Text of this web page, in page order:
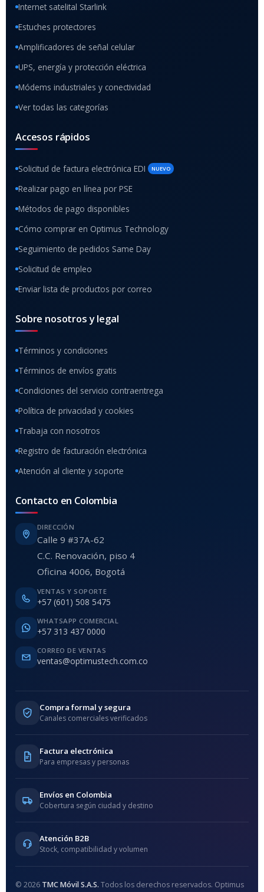
Internet satelital Starlink
Estuches protectores
Amplificadores de señal celular
UPS, energía y protección eléctrica
Módems industriales y conectividad
Ver todas las categorías
Accesos rápidos
Solicitud de factura electrónica EDI NUEVO
Realizar pago en línea por PSE
Métodos de pago disponibles
Cómo comprar en Optimus Technology
Seguimiento de pedidos Same Day
Solicitud de empleo
Enviar lista de productos por correo
Sobre nosotros y legal
Términos y condiciones
Términos de envíos gratis
Condiciones del servicio contraentrega
Política de privacidad y cookies
Trabaja con nosotros
Registro de facturación electrónica
Atención al cliente y soporte
Contacto en Colombia
DIRECCIÓN
Calle 9 #37A-62
C.C. Renovación, piso 4
Oficina 4006, Bogotá
VENTAS Y SOPORTE
+57 (601) 508 5475
WHATSAPP COMERCIAL
+57 313 437 0000
CORREO DE VENTAS
ventas@optimustech.com.co
Compra formal y segura
Canales comerciales verificados
Factura electrónica
Para empresas y personas
Envíos en Colombia
Cobertura según ciudad y destino
Atención B2B
Stock, compatibilidad y volumen
© 2026 TMC Móvil S.A.S. Todos los derechos reservados. Optimus